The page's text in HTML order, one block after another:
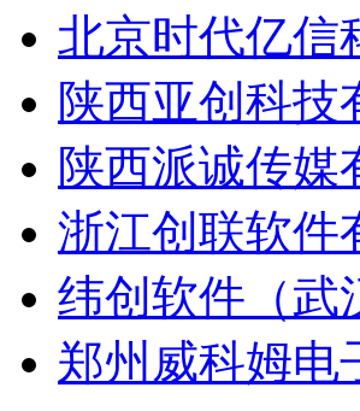
北京时代亿信
陕西亚创科技
陕西派诚传媒
浙江创联软件
纬创软件（武
郑州威科姆电